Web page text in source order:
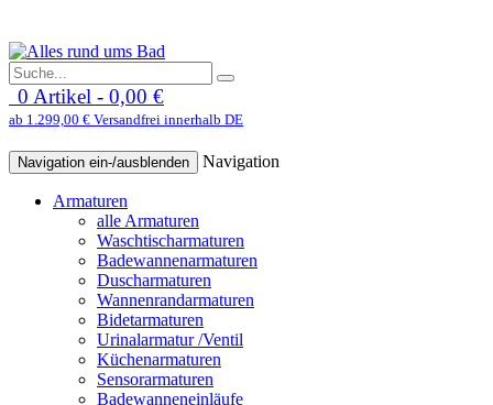
0 Artikel - 0,00 €
ab 1.299,00 € Versandfrei innerhalb DE
Navigation ein-/ausblenden Navigation
Armaturen
alle Armaturen
Waschtischarmaturen
Badewannenarmaturen
Duscharmaturen
Wannenrandarmaturen
Bidetarmaturen
Urinalarmatur /Ventil
Küchenarmaturen
Sensorarmaturen
Badewanneneinläufe